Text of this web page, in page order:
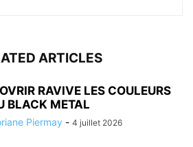
ARTICLES
RAVIVE LES COULEURS
BLACK METAL
Piermay - 4 juillet 2026